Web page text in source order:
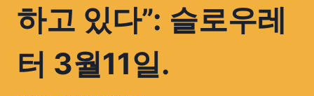
하고 있다”: 슬로우레
터 3월11일.